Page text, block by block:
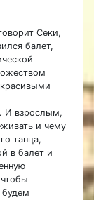
Секи,
балет,
И взрослым,
и чему
танца,
в балет и
будем